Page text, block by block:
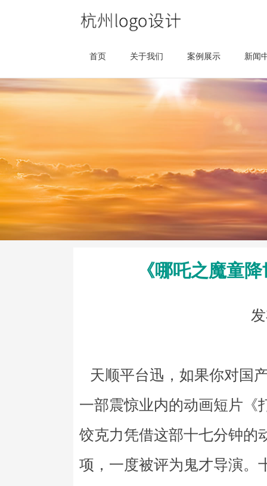
首页 关于我们 案例展示 新闻
《哪吒之魔童
天顺平台迅，如果你对国
一部震惊业内的动画短片《
饺克力凭借这部十七分钟的
项，一度被评为鬼才导演。